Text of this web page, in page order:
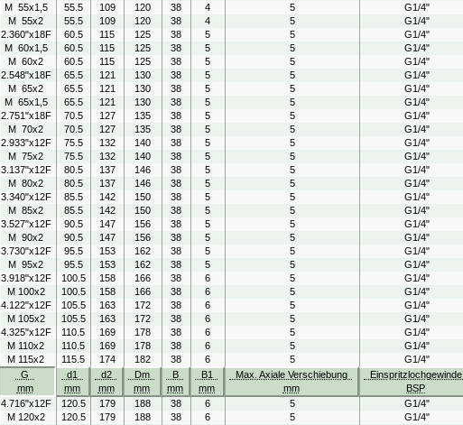
M 55x1,5 55.5 109 120 38 4 5
G1/4"
M 55x2 55.5 109 120 38 4 5
G1/4"
2.360"x18F 60.5 115 125 38 5 5
G1/4"
M 60x1,5 60.5 115 125 38 5 5
G1/4"
M 60x2 60.5 115 125 38 5 5
G1/4"
2.548"x18F 65.5 121 130 38 5 5
G1/4"
M 65x2 65.5 121 130 38 5 5
G1/4"
M 65x1,5 65.5 121 130 38 5 5
G1/4"
2.751"x18F 70.5 127 135 38 5 5
G1/4"
M 70x2 70.5 127 135 38 5 5
G1/4"
2.933"x12F 75.5 132 140 38 5 5
G1/4"
M 75x2 75.5 132 140 38 5 5
G1/4"
3.137"x12F 80.5 137 146 38 5 5
G1/4"
M 80x2 80.5 137 146 38 5 5
G1/4"
3.340"x12F 85.5 142 150 38 5 5
G1/4"
M 85x2 85.5 142 150 38 5 5
G1/4"
3.527"x12F 90.5 147 156 38 5 5
G1/4"
M 90x2 90.5 147 156 38 5 5
G1/4"
3.730"x12F 95.5 153 162 38 5 5
G1/4"
M 95x2 95.5 153 162 38 5 5
G1/4"
3.918"x12F 100.5 158 166 38 6 5
G1/4"
M 100x2 100.5 158 166 38 6 5
G1/4"
4.122"x12F 105.5 163 172 38 6 5
G1/4"
M 105x2 105.5 163 172 38 6 5
G1/4"
4.325"x12F 110.5 169 178 38 6 5
G1/4"
M 110x2 110.5 169 178 38 6 5
G1/4"
M 115x2 115.5 174 182 38 6 5
G1/4"
G
mm
d1
mm
d2
mm
Dm
mm
B
mm
B1
mm
Max. Axiale Verschiebung
mm
Einspritzlochgewinde
BSP
4.716"x12F 120.5 179 188 38 6 5
G1/4"
M 120x2 120.5 179 188 38 6 5
G1/4"